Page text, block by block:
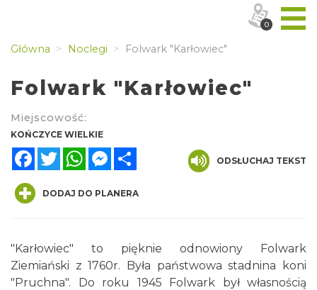
Główna Noclegi Folwark "Karłowiec"
Folwark "Karłowiec"
Miejscowość:
KOŃCZYCE WIELKIE
FacebookTwitterWhatsAppMessenger
ODSŁUCHAJ TEKST
DODAJ DO PLANERA
"Karłowiec" to pięknie odnowiony Folwark
Ziemiański z 1760r. Była państwowa stadnina koni
"Pruchna". Do roku 1945 Folwark był własnością
0